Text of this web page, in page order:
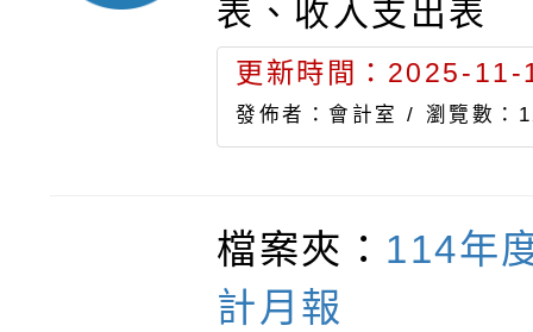
表、收入支出表
更新時間：2025-
發佈者：會計室 / 瀏覽數：
檔案夾： 114年
計月報